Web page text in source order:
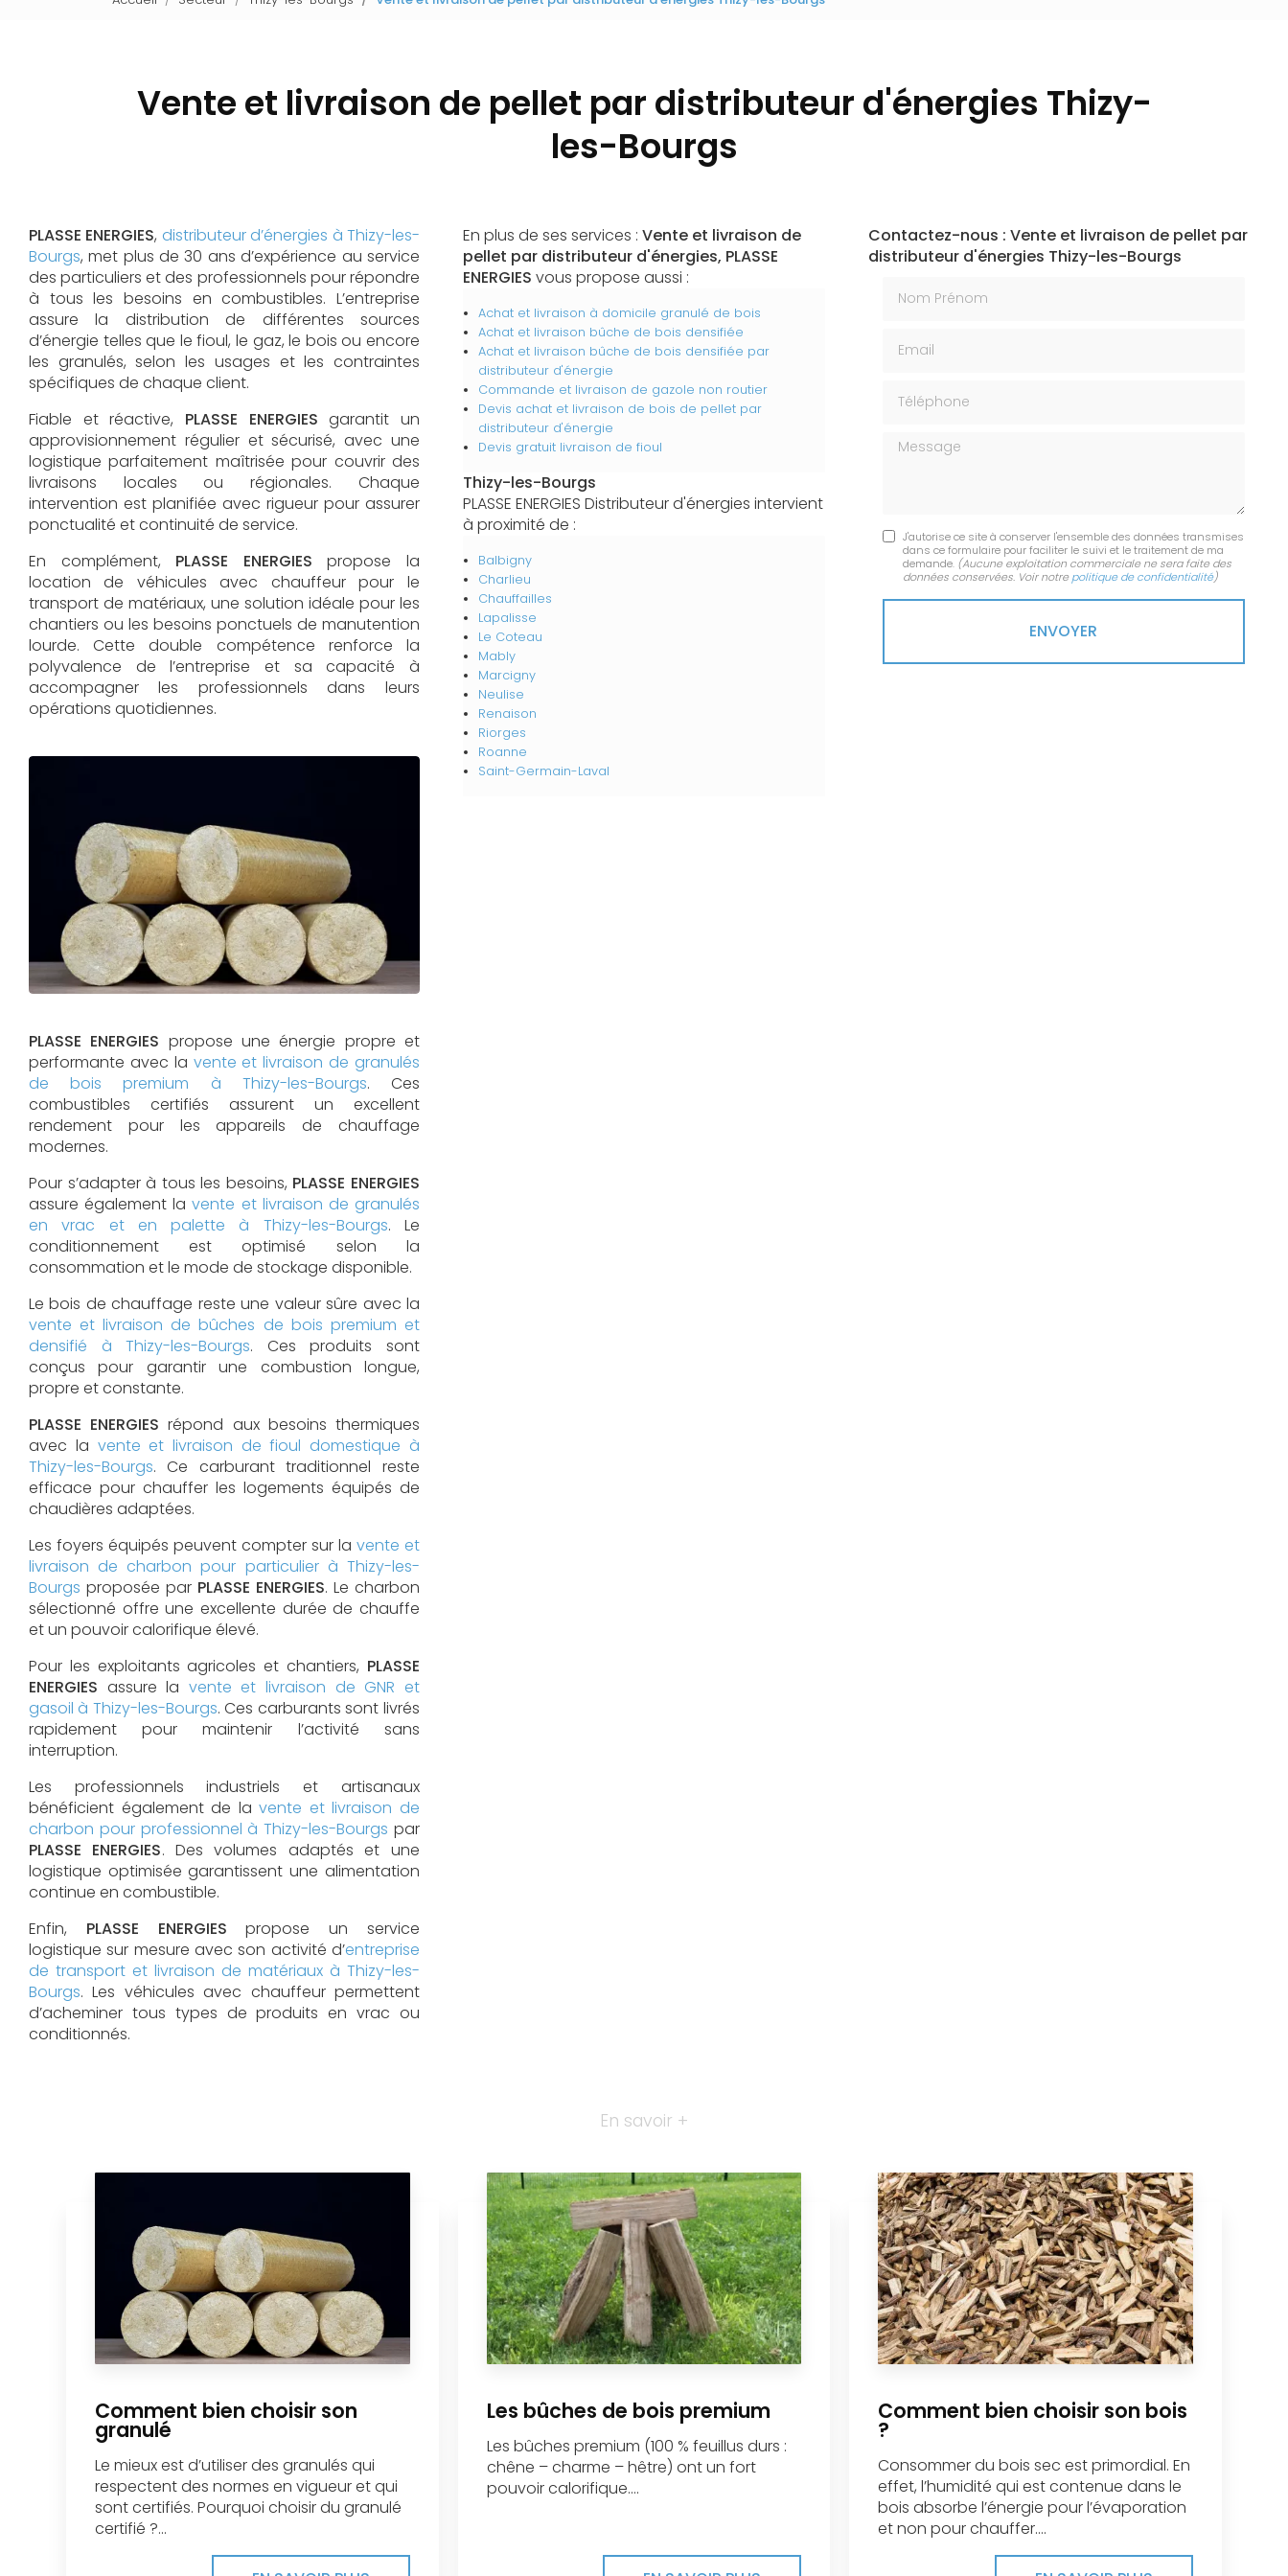
Vente et livraison de pellet par distributeur d'énergies Thizy-
les-Bourgs
PLASSE ENERGIES, distributeur d’énergies à Thizy-les-
Bourgs, met plus de 30 ans d’expérience au service
des particuliers et des professionnels pour répondre
à tous les besoins en combustibles. L’entreprise
assure la distribution de différentes sources
d’énergie telles que le fioul, le gaz, le bois ou encore
les granulés, selon les usages et les contraintes
spécifiques de chaque client.
Fiable et réactive, PLASSE ENERGIES garantit un
approvisionnement régulier et sécurisé, avec une
logistique parfaitement maîtrisée pour couvrir des
livraisons locales ou régionales. Chaque
intervention est planifiée avec rigueur pour assurer
ponctualité et continuité de service.
En complément, PLASSE ENERGIES propose la
location de véhicules avec chauffeur pour le
transport de matériaux, une solution idéale pour les
chantiers ou les besoins ponctuels de manutention
lourde. Cette double compétence renforce la
polyvalence de l’entreprise et sa capacité à
accompagner les professionnels dans leurs
opérations quotidiennes.
PLASSE ENERGIES propose une énergie propre et
performante avec la vente et livraison de granulés
de bois premium à Thizy-les-Bourgs. Ces
combustibles certifiés assurent un excellent
rendement pour les appareils de chauffage
modernes.
Pour s’adapter à tous les besoins, PLASSE ENERGIES
assure également lavente et livraison de granulés
en vrac et en palette à Thizy-les-Bourgs. Le
conditionnement est optimisé selon la
consommation et le mode de stockage disponible.
Le bois de chauffage reste une valeur sûre avec la
vente et livraison de bûches de bois premium et
densifié à Thizy-les-Bourgs. Ces produits sont
conçus pour garantir une combustion longue,
propre et constante.
PLASSE ENERGIES répond aux besoins thermiques
avec la vente et livraison de fioul domestique à
Thizy-les-Bourgs. Ce carburant traditionnel reste
efficace pour chauffer les logements équipés de
chaudières adaptées.
Les foyers équipés peuvent compter sur la vente et
livraison de charbon pour particulier à Thizy-les-
Bourgs proposée par PLASSE ENERGIES. Le charbon
sélectionné offre une excellente durée de chauffe
et un pouvoir calorifique élevé.
Pour les exploitants agricoles et chantiers, PLASSE
ENERGIES assure la vente et livraison de GNR et
gasoil à Thizy-les-Bourgs. Ces carburants sont livrés
rapidement pour maintenir l’activité sans
interruption.
Les professionnels industriels et artisanaux
bénéficient également de lavente et livraison de
charbon pour professionnel à Thizy-les-Bourgs par
PLASSE ENERGIES. Des volumes adaptés et une
logistique optimisée garantissent une alimentation
continue en combustible.
Enfin, PLASSE ENERGIES propose un service
logistique sur mesure avec son activité d’entreprise
de transport et livraison de matériaux à Thizy-les-
Bourgs. Les véhicules avec chauffeur permettent
d’acheminer tous types de produits en vrac ou
conditionnés.
En plus de ses services : Vente et livraison de
pellet par distributeur d'énergies, PLASSE
ENERGIES vous propose aussi :
Achat et livraison à domicile granulé de bois
Achat et livraison bûche de bois densifiée
Achat et livraison bûche de bois densifiée par
distributeur d'énergie
Commande et livraison de gazole non routier
Devis achat et livraison de bois de pellet par
distributeur d'énergie
Devis gratuit livraison de fioul
Thizy-les-Bourgs
PLASSE ENERGIES Distributeur d'énergies intervient
à proximité de :
Balbigny
Charlieu
Chauffailles
Lapalisse
Le Coteau
Mably
Marcigny
Neulise
Renaison
Riorges
Roanne
Saint-Germain-Laval
Contactez-nous : Vente et livraison de pellet par
distributeur d'énergies Thizy-les-Bourgs
Message
J'autorise ce site à conserver l'ensemble des données transmises
dans ce formulaire pour faciliter le suivi et le traitement de ma
demande. (Aucune exploitation commerciale ne sera faite des
données conservées. Voir notre politique de confidentialité)
En savoir +
Comment bien choisir son
granulé
Le mieux est d’utiliser des granulés qui
respectent des normes en vigueur et qui
sont certifiés. Pourquoi choisir du granulé
certifié ?...
Les bûches de bois premium
Les bûches premium (100 % feuillus durs :
chêne – charme – hêtre) ont un fort
pouvoir calorifique....
Comment bien choisir son bois
?
Consommer du bois sec est primordial. En
effet, l’humidité qui est contenue dans le
bois absorbe l’énergie pour l’évaporation
et non pour chauffer....